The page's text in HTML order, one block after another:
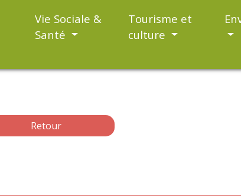
Vie Sociale &
Santé
Tourisme et
culture
Retour